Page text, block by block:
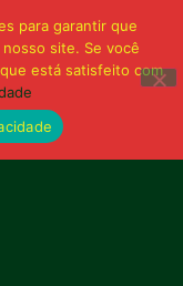
para garantir que
site. Se você
está satisfeito com